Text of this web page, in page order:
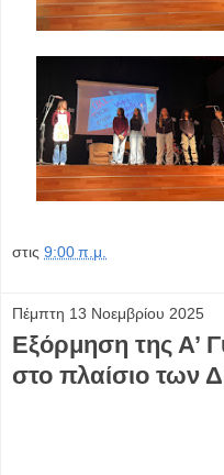
στις 9:00 π.μ.
Πέμπτη 13 Νοεμβρίου 2025
Εξόρμηση της Α’
στο πλαίσιο των